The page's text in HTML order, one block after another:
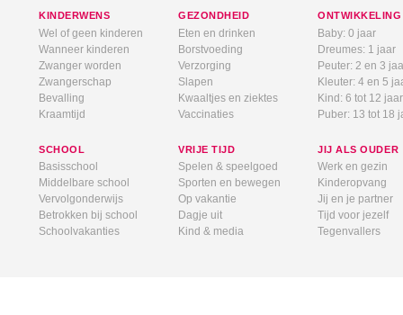
KINDERWENS
Wel of geen kinderen
Wanneer kinderen
Zwanger worden
Zwangerschap
Bevalling
Kraamtijd
GEZONDHEID
Eten en drinken
Borstvoeding
Verzorging
Slapen
Kwaaltjes en ziektes
Vaccinaties
ONTWIKKELING
Baby: 0 jaar
Dreumes: 1 jaar
Peuter: 2 en 3
Kleuter: 4 en 5
Kind: 6 tot 12 jaar
Puber: 13 tot 18
SCHOOL
Basisschool
Middelbare school
Vervolgonderwijs
Betrokken bij school
Schoolvakanties
VRIJE TIJD
Spelen & speelgoed
Sporten en bewegen
Op vakantie
Dagje uit
Kind & media
JIJ ALS OUDER
Werk en gezin
Kinderopvang
Jij en je partner
Tijd voor jezelf
Tegenvallers